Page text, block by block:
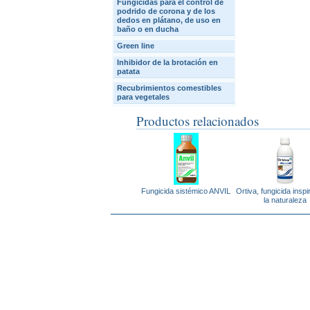
Fungicidas para el control de
podrido de corona y de los
dedos en plátano, de uso en
baño o en ducha
Green line
Inhibidor de la brotación en
patata
Recubrimientos comestibles
para vegetales
Productos relacionados
Fungicida sistémico ANVIL
Ortiva, fungicida
la naturaleza